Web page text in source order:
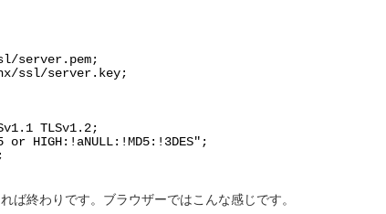
server.pem;
ssl/server.key;
TLSv1.2;
HIGH:!aNULL:!MD5:!3DES";
終わりです。ブラウザーではこんな感じです。